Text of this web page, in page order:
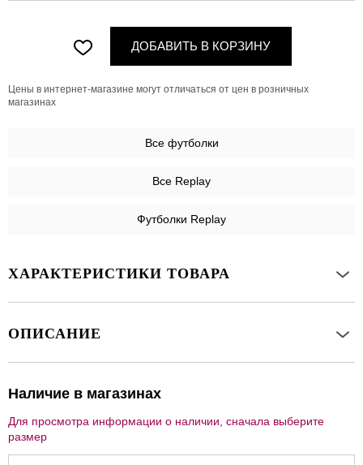
ДОБАВИТЬ В КОРЗИНУ
Цены в интернет-магазине могут отличаться от цен в розничных
магазинах
Все футболки
Все Replay
Футболки Replay
ХАРАКТЕРИСТИКИ ТОВАРА
ОПИСАНИЕ
Наличие в магазинах
Для просмотра информации о наличии, сначала выберите
размер